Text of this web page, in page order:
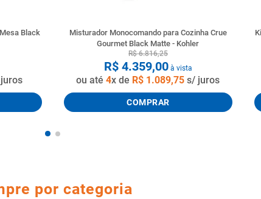
Black
Misturador Monocomando para Cozinha Crue
Gourmet Black Matte - Kohler
R$ 6.816,25
R$ 4.359,00à vista
ou até4x de R$ 1.089,75 s/ juros
COMPRAR
por categoria